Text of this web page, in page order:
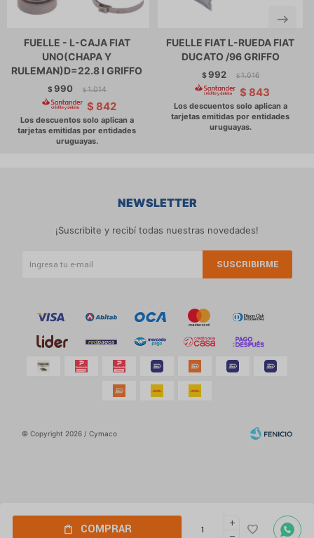
COMPRAR
add
consultas
no dudes
FUELLE - L-CAJA FIAT
UNO(CHAPA Y
RULEMAN)D=22.8 I GRIFFO
$990 $ 1.014
$ 842
FUELLE FIAT L-RUEDA FIAT
DUCATO /96 GRIFFO
$992 $ 1.016
$ 843
NEWSLETTER
¡Suscribite y recibí todas nuestras novedades!
SUSCRIBIRME
© Copyright 2026 / Cymaco
Fenicio